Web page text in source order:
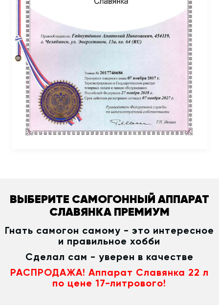
ВЫБЕРИТЕ САМОГОННЫЙ АППАРАТ
СЛАВЯНКА ПРЕМИУМ
Гнать самогон самому - это интересное
и правильное хобби
Сделал сам - уверен в качестве
РАСПРОДАЖА! Аппарат Славянка 22 л
по цене 17-литрового!